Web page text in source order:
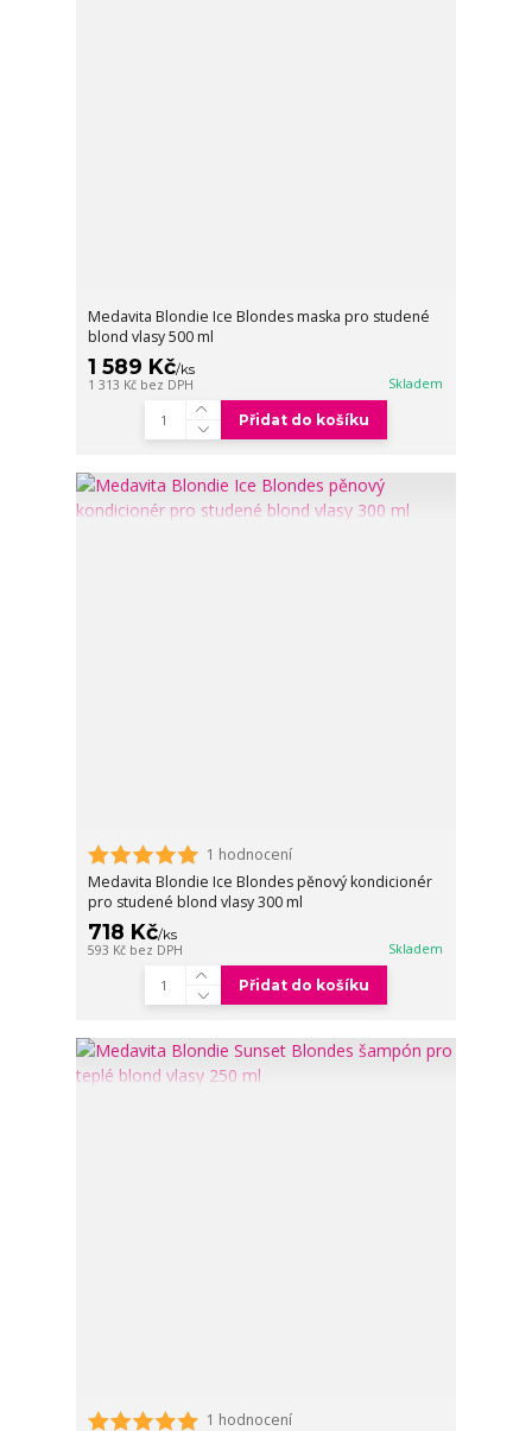
Medavita Blondie Ice Blondes maska pro studené
blond vlasy 500 ml
1 589 Kč/ks
1 313 Kč bez DPH Skladem
Přidat do košíku
1 hodnocení
Medavita Blondie Ice Blondes pěnový kondicionér
pro studené blond vlasy 300 ml
718 Kč/ks
593 Kč bez DPH Skladem
Přidat do košíku
1 hodnocení